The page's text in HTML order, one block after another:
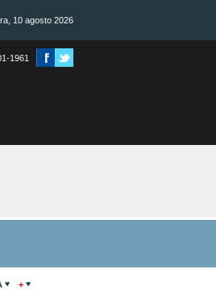
10 agosto 2026
1961
+